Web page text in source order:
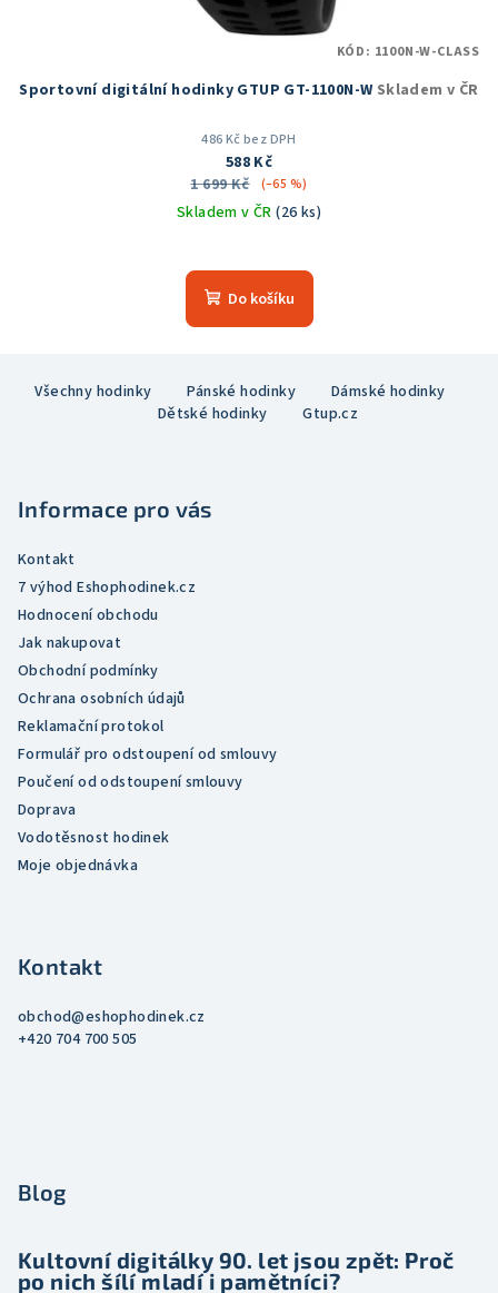
Sportovní digitální hodinky GTUP GT-1100N-W Skladem v ČR
486 Kč bez DPH
588 Kč
1 699 Kč
(–65 %)
Skladem v ČR(26 ks)
Do košíku
KÓD: 1100N-W-CLASS
Všechny hodinky Pánské hodinky
Dámské hodinky
Dětské hodinky
Gtup.cz
Informace pro vás
Kontakt
7 výhod Eshophodinek.cz
Hodnocení obchodu
Jak nakupovat
Obchodní podmínky
Ochrana osobních údajů
Reklamační protokol
Formulář pro odstoupení od smlouvy
Poučení od odstoupení smlouvy
Doprava
Vodotěsnost hodinek
Moje objednávka
Kontakt
obchod@eshophodinek.cz
+420 704 700 505
Blog
Kultovní digitálky 90. let jsou zpět: Proč
po nich šílí mladí i pamětníci?